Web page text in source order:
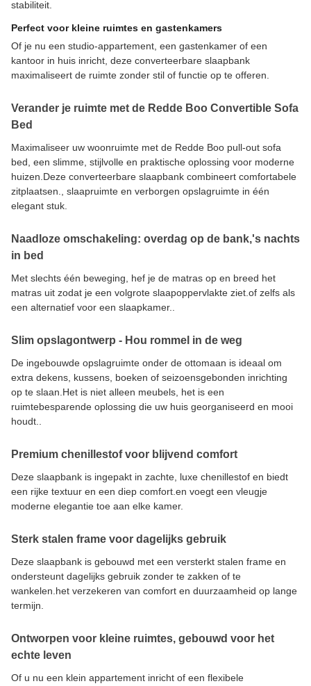
stabiliteit.
Perfect voor kleine ruimtes en gastenkamers
Of je nu een studio-appartement, een gastenkamer of een
kantoor in huis inricht, deze converteerbare slaapbank
maximaliseert de ruimte zonder stil of functie op te offeren.
Verander je ruimte met de Redde Boo Convertible Sofa
Bed
Maximaliseer uw woonruimte met de Redde Boo pull-out sofa
bed, een slimme, stijlvolle en praktische oplossing voor moderne
huizen.Deze converteerbare slaapbank combineert comfortabele
zitplaatsen., slaapruimte en verborgen opslagruimte in één
elegant stuk.
Naadloze omschakeling: overdag op de bank,'s nachts
in bed
Met slechts één beweging, hef je de matras op en breed het
matras uit zodat je een volgrote slaapoppervlakte ziet.of zelfs als
een alternatief voor een slaapkamer..
Slim opslagontwerp - Hou rommel in de weg
De ingebouwde opslagruimte onder de ottomaan is ideaal om
extra dekens, kussens, boeken of seizoensgebonden inrichting
op te slaan.Het is niet alleen meubels, het is een
ruimtebesparende oplossing die uw huis georganiseerd en mooi
houdt..
Premium chenillestof voor blijvend comfort
Deze slaapbank is ingepakt in zachte, luxe chenillestof en biedt
een rijke textuur en een diep comfort.en voegt een vleugje
moderne elegantie toe aan elke kamer.
Sterk stalen frame voor dagelijks gebruik
Deze slaapbank is gebouwd met een versterkt stalen frame en
ondersteunt dagelijks gebruik zonder te zakken of te
wankelen.het verzekeren van comfort en duurzaamheid op lange
termijn.
Ontworpen voor kleine ruimtes, gebouwd voor het
echte leven
Of u nu een klein appartement inricht of een flexibele